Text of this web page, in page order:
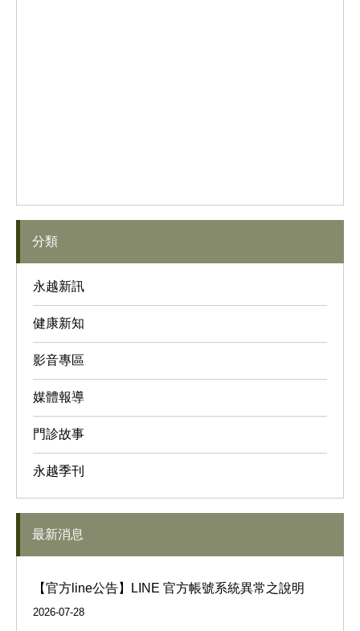
分類
永越新訊
健康新知
影音專區
媒體報導
門診故事
永越季刊
最新消息
【官方line公告】LINE 官方帳號系統異常之說明
2026-07-28